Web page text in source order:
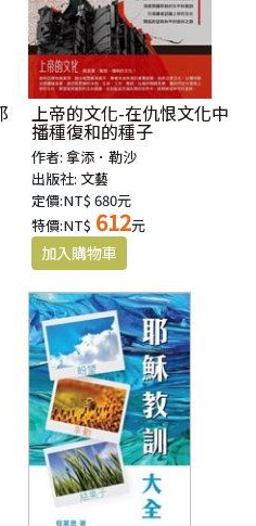
上帝的文化-在仇恨文化中
播種復和的種子
作者:拿添．勒沙
出版社: 文藝
定價:NT$ 680元
特價:NT$ 612元